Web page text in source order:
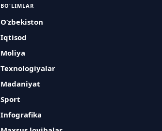
BO'LIMLAR
O‘zbekiston
Iqtisod
Moliya
Texnologiyalar
Madaniyat
Sport
Infografika